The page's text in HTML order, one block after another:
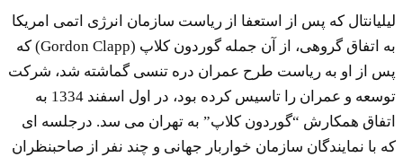
لیلیانتال که پس از استعفا از ریاست سازمان انرژی اتمی امریکا
به اتفاق گروهی، از آن جمله گوردون کلاپ (Gordon Clapp) که
پس از او به ریاست طرح عمران دره تنسی گماشته شد، شرکت
توسعه و عمران را تاسیس کرده بود، در اول اسفند 1334 به
اتفاق همکارش “گوردون کلاپ” به تهران می سد. درجلسه ای
که با نمایندگان سازمان خواربار جهانی و چند نفر از صاحبنظران